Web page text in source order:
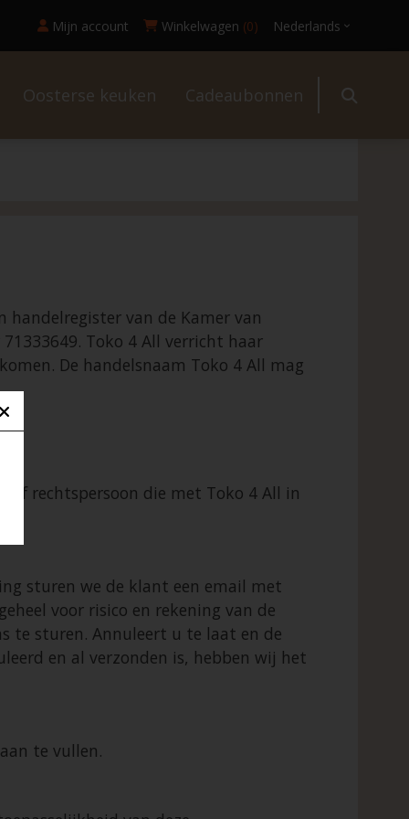
Mijn account Winkelwagen (0) Nederlands
Oosterse keuken Cadeaubonnen
handelregister van de Kamer van
Toko 4 All verricht haar
De handelsnaam Toko 4 All mag
rechtspersoon die met Toko 4 All in
sturen we de klant een email met
voor risico en rekening van de
te sturen. Annuleert u te laat en de
en al verzonden is, hebben wij het
te vullen.